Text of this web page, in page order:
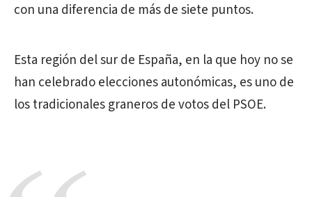
con una diferencia de más de siete puntos.
Esta región del sur de España, en la que hoy no se
han celebrado elecciones autonómicas, es uno de
los tradicionales graneros de votos del PSOE.